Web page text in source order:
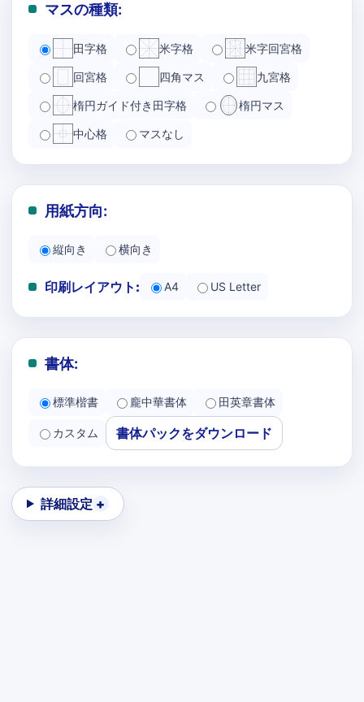
マスの種類:
田字格 米字格 米字回宮格
回宮格 四角マス 九宮格
楕円ガイド付き田字格 楕円マス
中心格 マスなし
用紙方向:
縦向き 横向き
印刷レイアウト: A4 US Letter
書体:
標準楷書 龐中華書体 田英章書体
カスタム 書体パックをダウンロード
詳細設定